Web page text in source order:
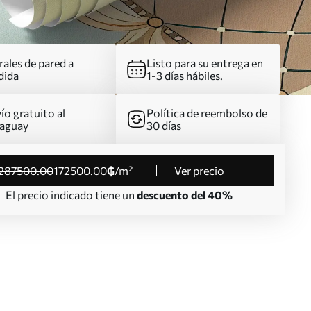
de pared a
Listo para su entrega en
1-3 días hábiles.
gratuito al
Política de reembolso de
30 días
.00172500.00₲/m²
Ver precio
El precio indicado tiene un descuento del 40%